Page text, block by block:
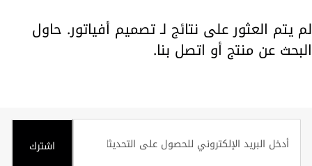
لم يتم العثور على نتائج لـ تصميم أفياتور. حاول
البحث عن منتج أو اتصل بنا.
اشترك